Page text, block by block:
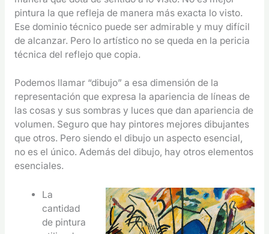
pintura la que refleja de manera más exacta lo visto.
Ese dominio técnico puede ser admirable y muy difícil
de alcanzar. Pero lo artístico no se queda en la pericia
técnica del reflejo que copia.
Podemos llamar “dibujo” a esa dimensión de la
representación que expresa la apariencia de líneas de
las cosas y sus sombras y luces que dan apariencia de
volumen. Seguro que hay pintores mejores dibujantes
que otros. Pero siendo el dibujo un aspecto esencial,
no es el único. Además del dibujo, hay otros elementos
esenciales.
La
cantidad
de pintura